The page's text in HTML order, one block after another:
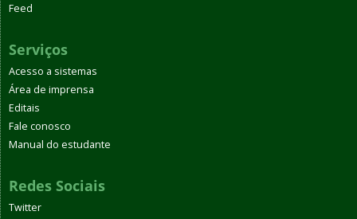
Feed
Serviços
Acesso a sistemas
Área de imprensa
Editais
Fale conosco
Manual do estudante
Redes Sociais
Twitter